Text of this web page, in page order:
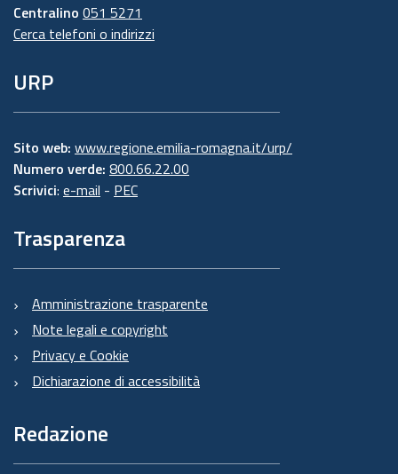
Centralino 051 5271
Cerca telefoni o indirizzi
URP
Sito web: www.regione.emilia-romagna.it/urp/
Numero verde: 800.66.22.00
Scrivici: e-mail - PEC
Trasparenza
Amministrazione trasparente
Note legali e copyright
Privacy e Cookie
Dichiarazione di accessibilità
Redazione